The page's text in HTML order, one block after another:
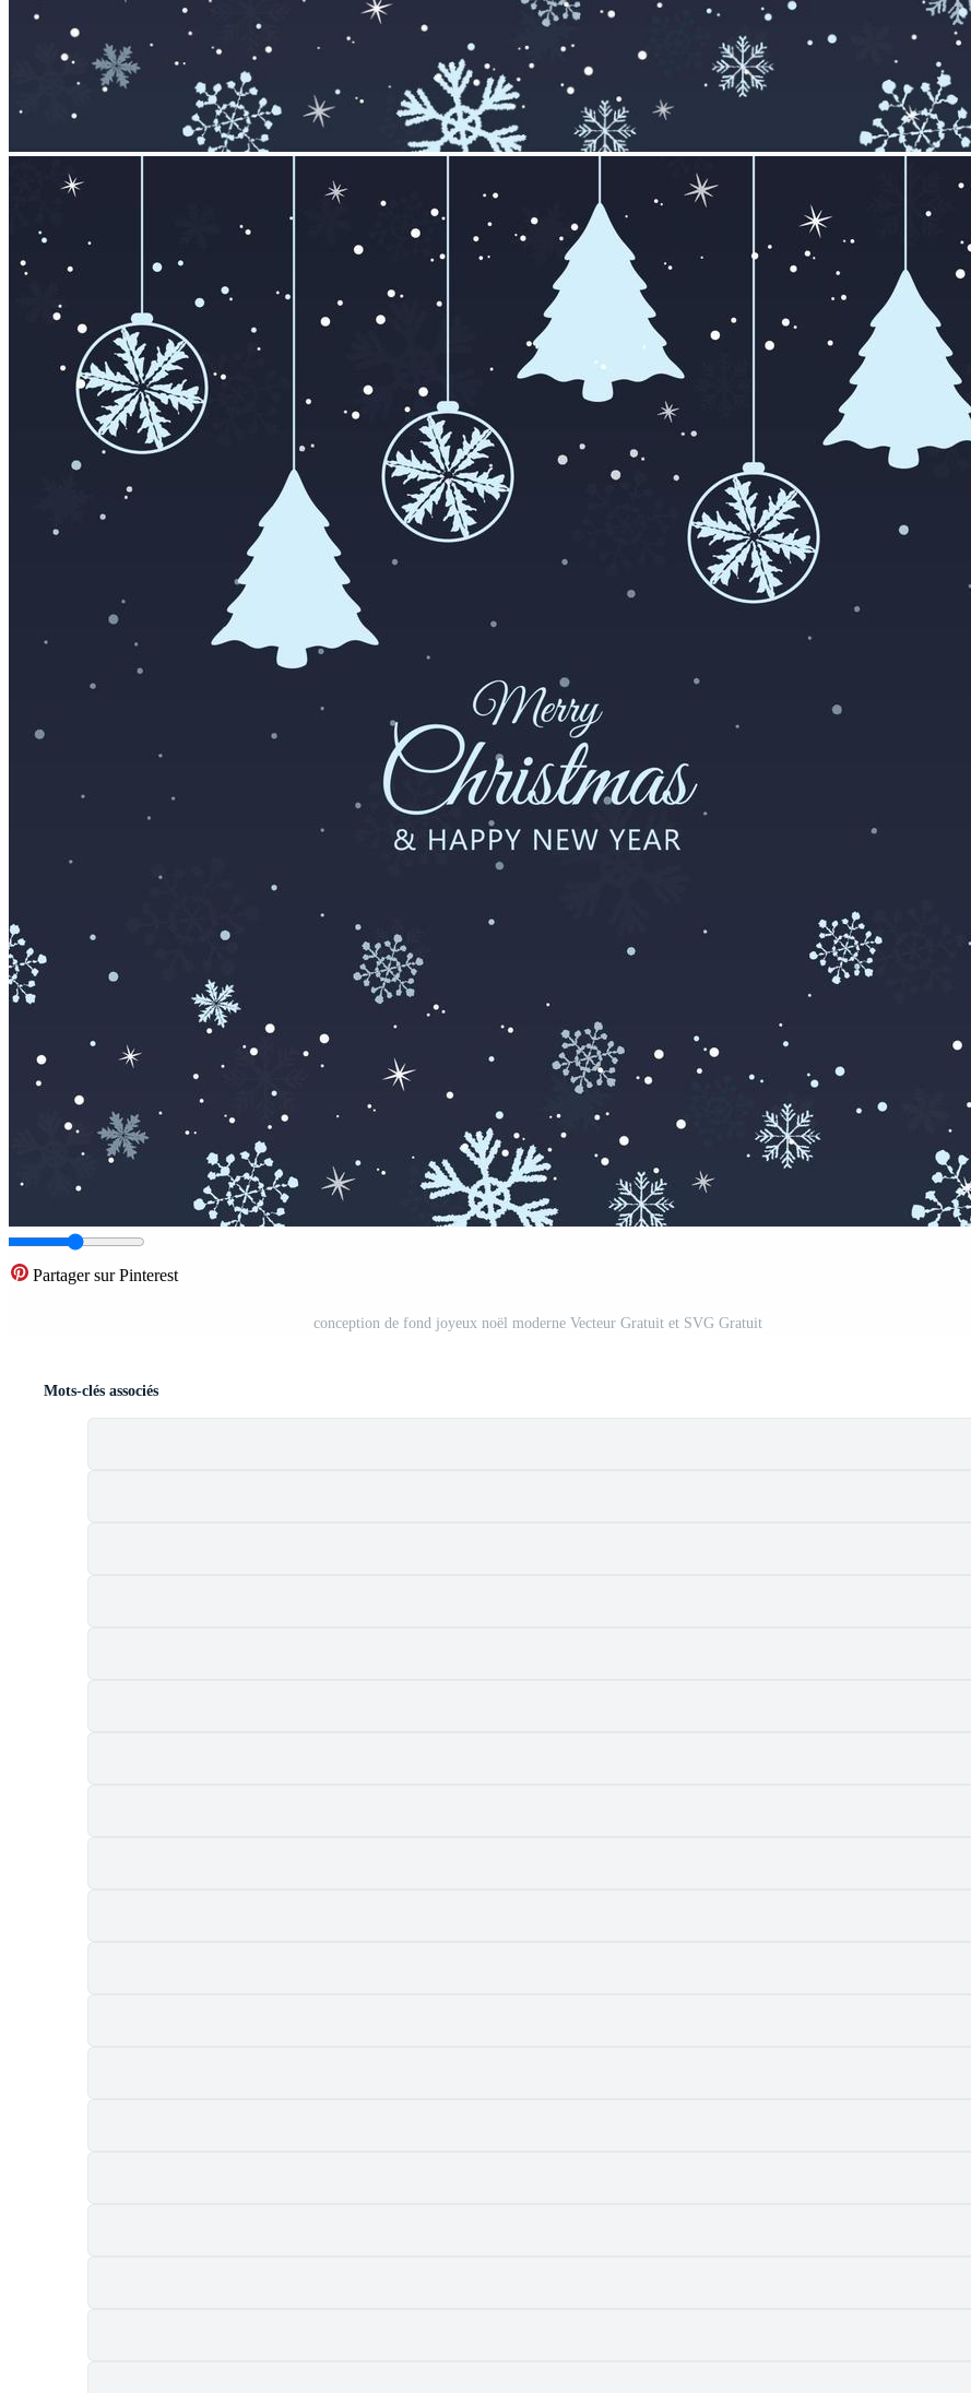
Partager sur Pinterest
conception de fond joyeux noël moderne Vecteur Gratuit et SVG Gratuit
Mots-clés associés